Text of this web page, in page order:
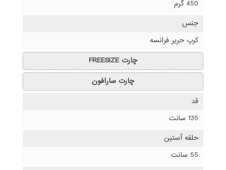
450 گرم
جنس
کرپ حریر فرانسه
چارت FREESIZE
چارت سارافون
قد
135 سانت
حلقه آستین
55 سانت